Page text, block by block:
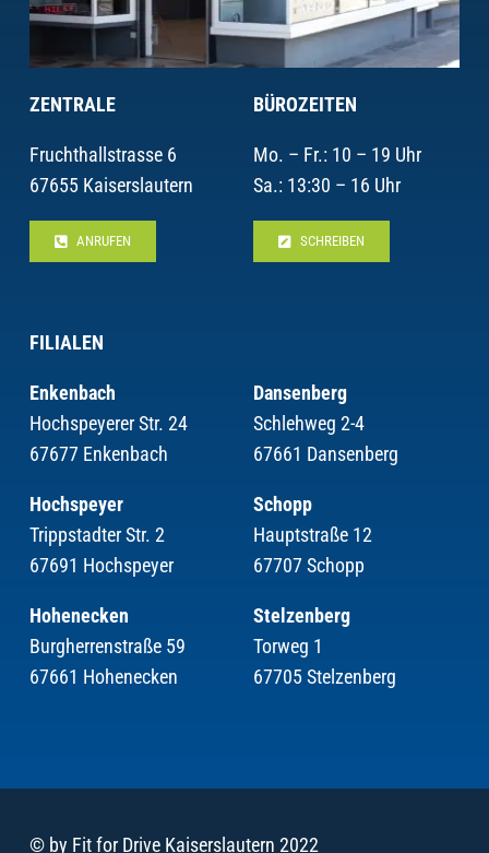
ZENTRALE
Fruchthallstrasse 6
67655 Kaiserslautern
ANRUFEN
BÜROZEITEN
Mo. – Fr.: 10 – 19 Uhr
Sa.: 13:30 – 16 Uhr
SCHREIBEN
FILIALEN
Enkenbach
Hochspeyerer Str. 24
67677 Enkenbach
Hochspeyer
Trippstadter Str. 2
67691 Hochspeyer
Hohenecken
Burgherrenstraße 59
67661 Hohenecken
Dansenberg
Schlehweg 2-4
67661 Dansenberg
Schopp
Hauptstraße 12
67707 Schopp
Stelzenberg
Torweg 1
67705 Stelzenberg
© by Fit for Drive Kaiserslautern 2022